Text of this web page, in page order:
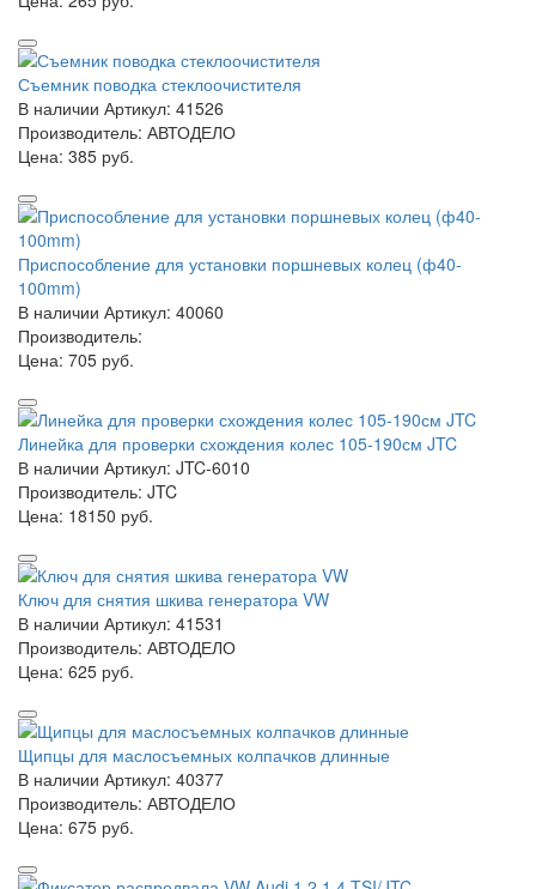
Съемник поводка стеклоочистителя
В наличии Артикул: 41526
Производитель: АВТОДЕЛО
Цена: 385 руб.
Приспособление для установки поршневых колец (ф40-
100mm)
В наличии Артикул: 40060
Производитель:
Цена: 705 руб.
Линейка для проверки схождения колес 105-190см JTC
В наличии Артикул: JTC-6010
Производитель: JTC
Цена: 18150 руб.
Ключ для снятия шкива генератора VW
В наличии Артикул: 41531
Производитель: АВТОДЕЛО
Цена: 625 руб.
Щипцы для маслосъемных колпачков длинные
В наличии Артикул: 40377
Производитель: АВТОДЕЛО
Цена: 675 руб.